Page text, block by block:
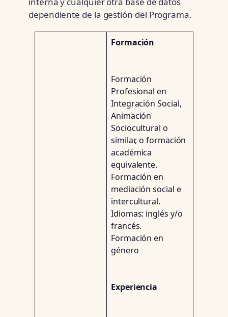
dependiente de la gestión del Programa.
Formación
Formación
Profesional en
Integración Social,
Animación
Sociocultural o
similar, o formación
académica
equivalente.
Formación en
mediación social e
intercultural.
Idiomas: inglés y/o
francés.
Formación en
género
Experiencia